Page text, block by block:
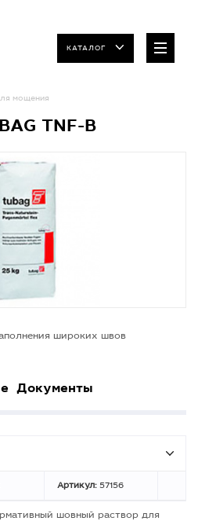
КАТАЛОГ
мощения
TNF-B
широких швов
Документы
Артикул: 57156
шовный раствор для